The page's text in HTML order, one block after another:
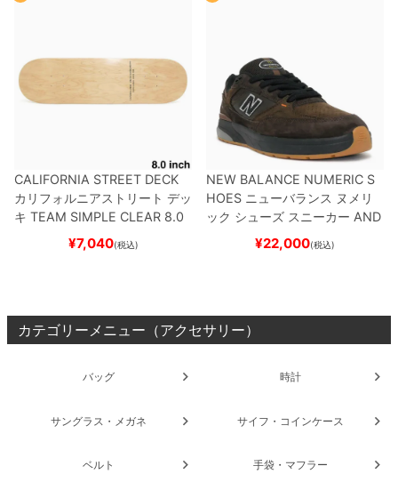
CALIFORNIA STREET DECK
カリフォルニアストリート デッ
キ TEAM SIMPLE CLEAR 8.0
ブランク（DSM）
ード スケボー
¥7,040(税込)
NEW BALANCE NUMERIC S
HOES ニューバランス ヌメリ
ック シューズ スニーカー AND
REW REYNOLDS 933
BROWN/BLACKスケート
¥22,000(税込)
カテゴリーメニュー（アクセサリー）
バッグ 時計
サングラス・メガネ サイフ・コインケース
ベルト 手袋・マフラー